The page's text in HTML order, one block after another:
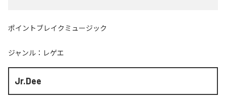
ポイントブレイクミュージック
ジャンル： レゲエ
Jr.Dee